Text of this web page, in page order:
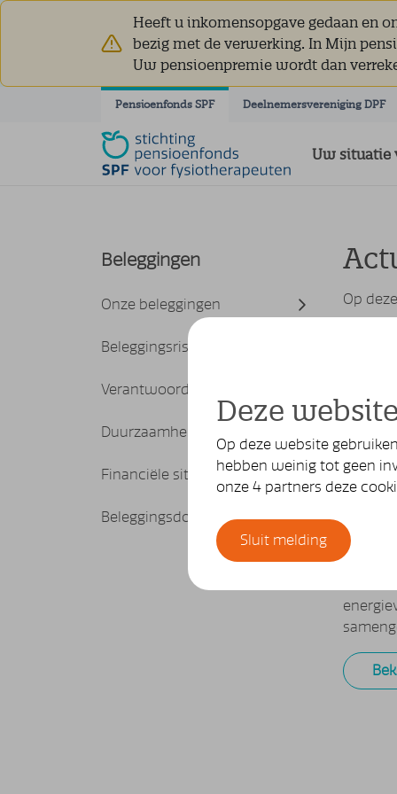
Heeft u inkomensopgave gedaan en
bezig met de verwerking. In Mijn
Uw pensioenpremie wordt dan
Navigatie overslaanPensioenfonds SPF Deelnemersvereniging DPF
Uw situatie
Beleggingen
Onze beleggingen
Beleggingsrisico
Verantwoord beleggen
Duurzaamheidsinformatie
Financiële situatie
Beleggingsdocumenten
Op
In
beeld
nog
SPF
Deze
Op deze website
hebben weinig tot geen
onze 4 partners deze
Sluit melding